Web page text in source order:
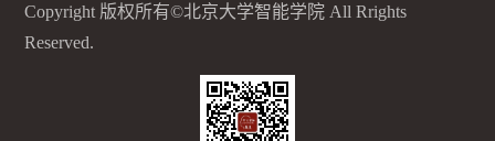
Copyright 版权所有©北京大学智能学院 All Rrights
Reserved.